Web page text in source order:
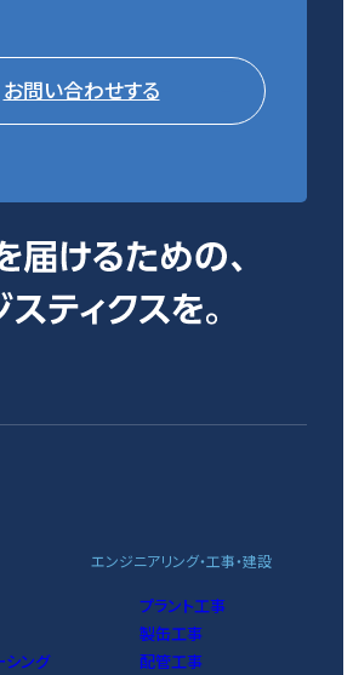
お問い合わせする
シング
エンジニアリング・工事・建設
プラント工事
製缶工事
配管工事